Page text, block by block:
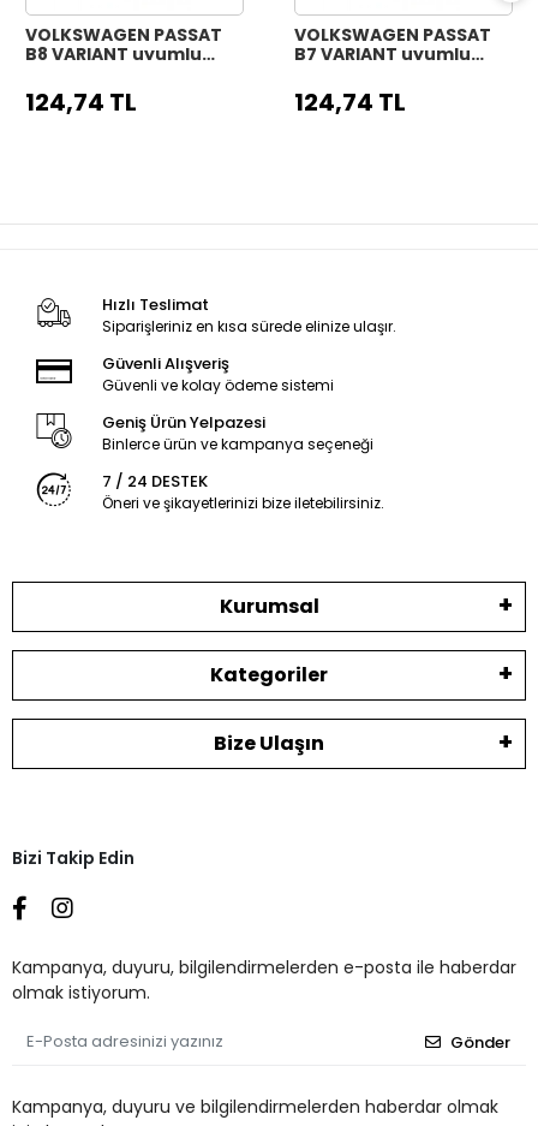
VOLKSWAGEN PASSAT
B8 VARIANT uyumlu
direksiyon kılıfı siyah
dikiş
124,74 TL
VOLKSWAGEN PASSAT
B7 VARIANT uyumlu
direksiyon kılıfı siyah
dikiş
124,74 TL
Hızlı Teslimat
Siparişleriniz en kısa sürede elinize ulaşır.
Güvenli Alışveriş
Güvenli ve kolay ödeme sistemi
Geniş Ürün Yelpazesi
Binlerce ürün ve kampanya seçeneği
7 / 24 DESTEK
Öneri ve şikayetlerinizi bize iletebilirsiniz.
Kurumsal
Kategoriler
Bize Ulaşın
Bizi Takip Edin
Kampanya, duyuru, bilgilendirmelerden e-posta ile haberdar
olmak istiyorum.
Gönder
Kampanya, duyuru ve bilgilendirmelerden haberdar olmak